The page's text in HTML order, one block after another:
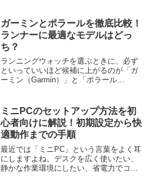
ガーミンとポラールを徹底比較！
ランナーに最適なモデルはどっ
ち？
ランニングウォッチを選ぶときに、必ず
といっていいほど候補に上がるのが「ガ
ーミン（Garmin）」と「ポラール
ーニング管理など、ランナーに欠かせな
い機能を数多く備...
ミニPCのセットアップ方法を初
心者向けに解説！初期設定から快
適動作までの手順
最近では「ミニPC」という言葉をよく耳
にしますよね。デスクを広く使いたい、
静かな作業環境にしたい、省電力でコン